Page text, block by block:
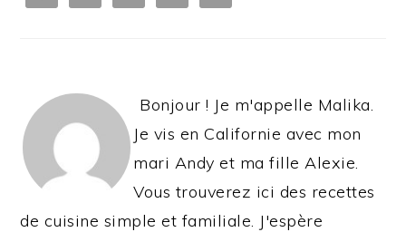
Bonjour ! Je m'appelle Malika.
Je vis en Californie avec mon
mari Andy et ma fille Alexie.
Vous trouverez ici des recettes
de cuisine simple et familiale. J'espère